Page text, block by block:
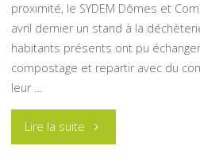
proximité, le SYDEM Dômes et
avril dernier un stand à la
habitants présents ont pu
compostage et repartir avec du
leur …
Lire la suite"Des